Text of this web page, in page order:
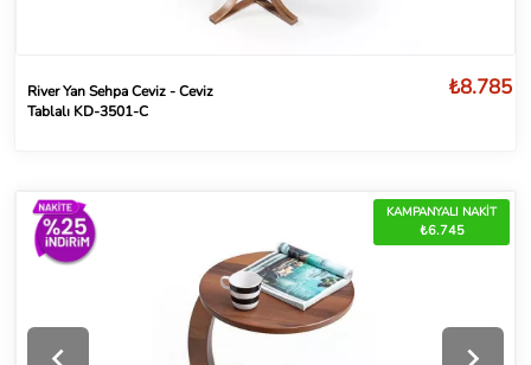
River Yan Sehpa Ceviz - Ceviz
Tablalı KD-3501-C
₺8.785
KAMPANYALI NAKİT
₺6.745